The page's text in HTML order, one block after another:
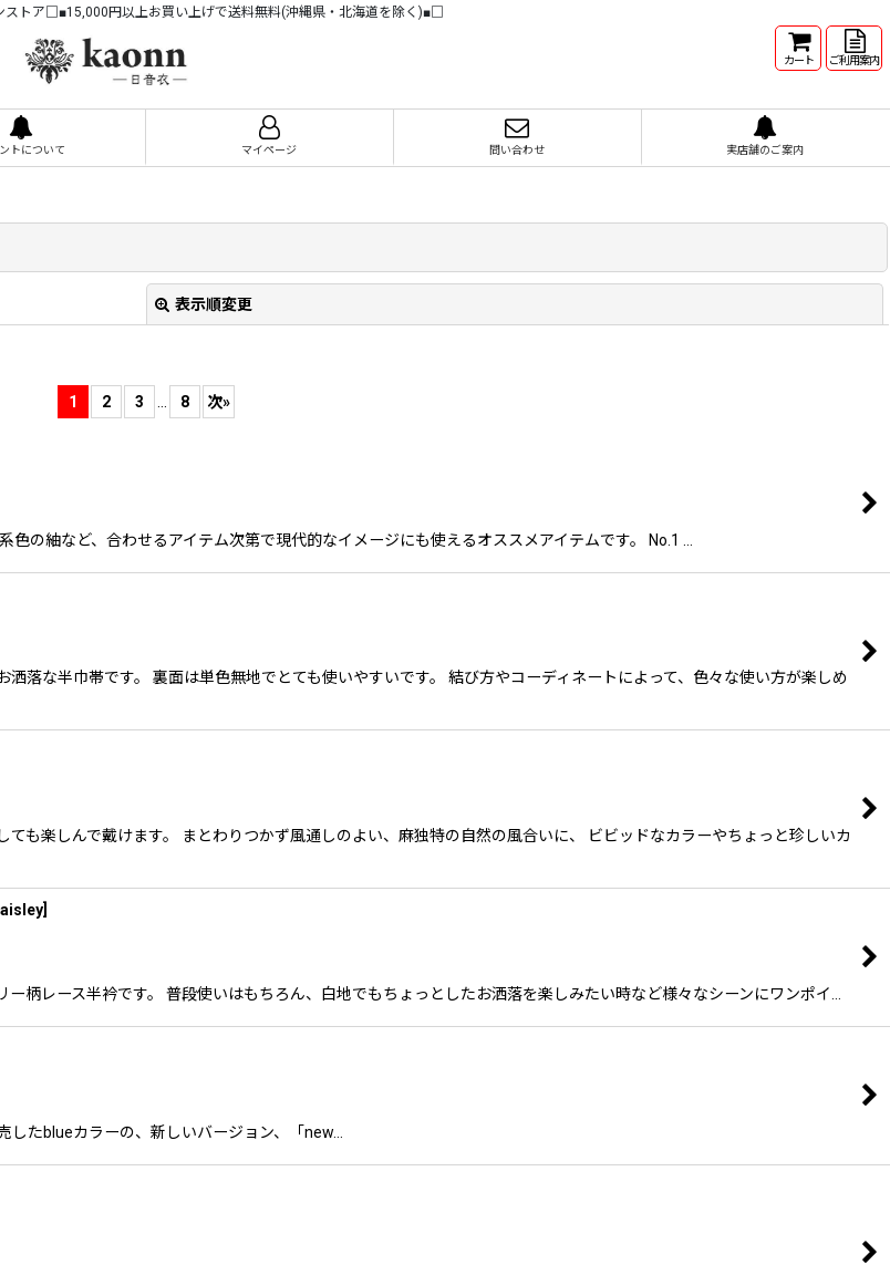
ストア□■15,000円以上お買い上げで送料無料(沖縄県・北海道を除く)■□
カート ご利用案内
トについて マイページ 問い合わせ 実店舗のご案内
表示順変更
1 2 3 8 次»
紬など、合わせるアイテム次第で現代的なイメージにも使えるオススメアイテムです。 No.1 …
落な半巾帯です。 裏面は単色無地でとても使いやすいです。 結び方やコーディネートによって、色々な使い方が楽しめ
も楽しんで戴けます。 まとわりつかず風通しのよい、麻独特の自然の風合いに、 ビビッドなカラーやちょっと珍しいカ
柄レース半衿です。 普段使いはもちろん、白地でもちょっとしたお洒落を楽しみたい時など様々なシーンにワンポイ…
たblueカラーの、新しいバージョン、「new…